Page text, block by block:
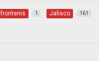
frontenis 1 Jalisco 161